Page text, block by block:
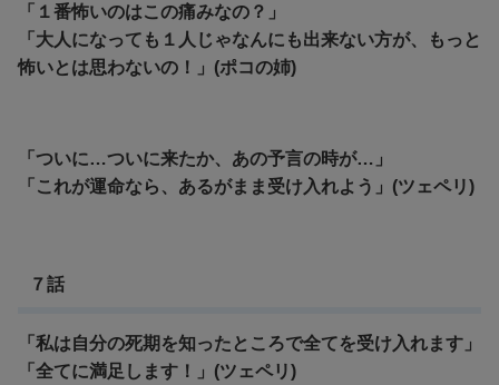
「１番怖いのはこの痛みなの？」
「大人になっても１人じゃなんにも出来ない方が、もっと
怖いとは思わないの！」(ポコの姉)
「ついに…ついに来たか、あの予言の時が…」
「これが運命なら、あるがまま受け入れよう」(ツェペリ)
７話
「私は自分の死期を知ったところで全てを受け入れます」
「 全てに満足します！」(ツェペリ)